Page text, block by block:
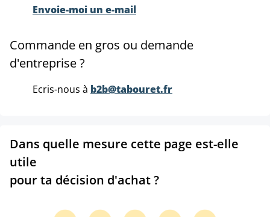
Envoie-moi un e-mail
Commande en gros ou demande
d'entreprise ?
Ecris-nous à b2b@tabouret.fr
Dans quelle mesure cette page est-elle
utile
pour ta décision d'achat ?